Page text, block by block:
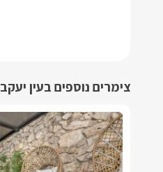
צימרים נוספים בעין יעקב